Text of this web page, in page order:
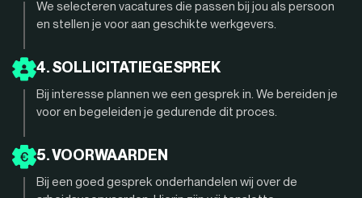
We selecteren vacatures die passen bij jou als persoon
en stellen je voor aan geschikte werkgevers.
4. SOLLICITATIEGESPREK
Bij interesse plannen we een gesprek in. We bereiden je
voor en begeleiden je gedurende dit proces.
5. VOORWAARDEN
Bij een goed gesprek onderhandelen wij over de